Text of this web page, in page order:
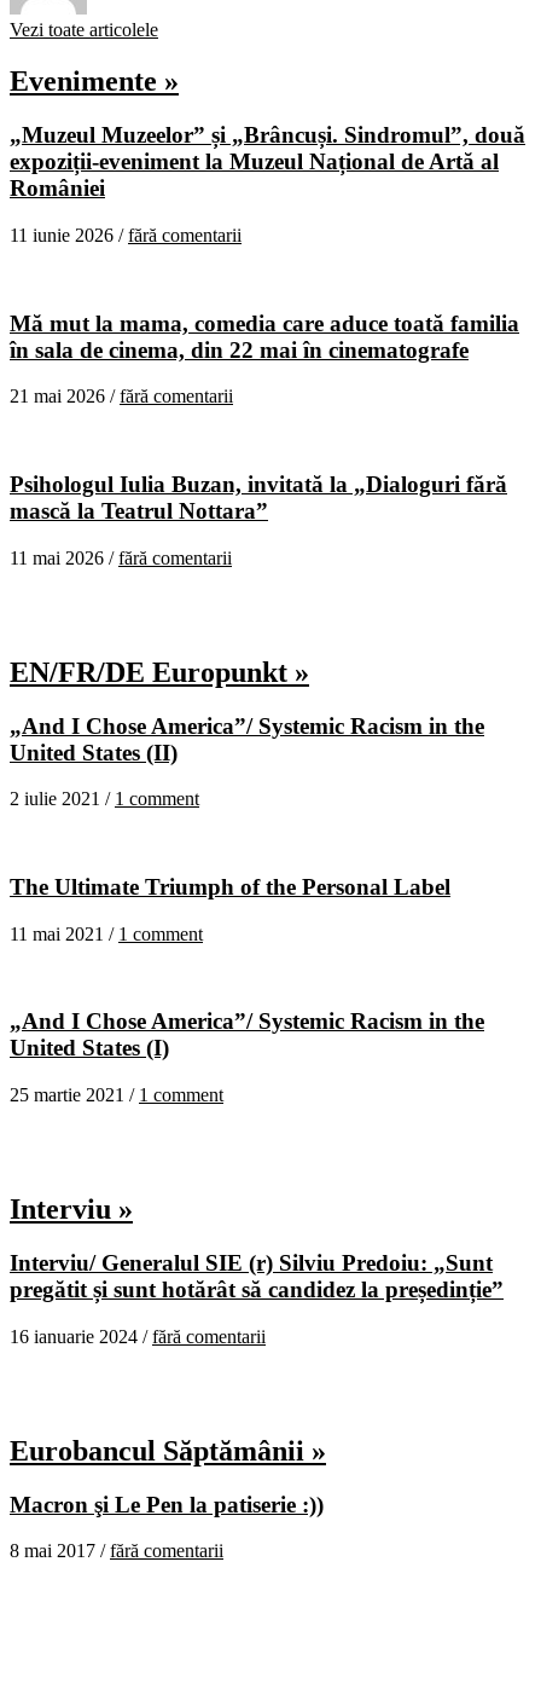
Vezi toate articolele
Evenimente »
„Muzeul Muzeelor” și „Brâncuși. Sindromul”, două
expoziții-eveniment la Muzeul Național de Artă al
României
11 iunie 2026 /fără comentarii
Mă mut la mama, comedia care aduce toată familia
în sala de cinema, din 22 mai în cinematografe
21 mai 2026 /fără comentarii
Psihologul Iulia Buzan, invitată la „Dialoguri fără
mască la Teatrul Nottara”
11 mai 2026 /fără comentarii
EN/FR/DE Europunkt »
„And I Chose America”/ Systemic Racism in the
United States (II)
2 iulie 2021 / 1 comment
The Ultimate Triumph of the Personal Label
11 mai 2021 / 1 comment
„And I Chose America”/ Systemic Racism in the
United States (I)
25 martie 2021 / 1 comment
Interviu »
Interviu/ Generalul SIE (r) Silviu Predoiu: „Sunt
pregătit și sunt hotărât să candidez la președinție”
16 ianuarie 2024 /fără comentarii
Eurobancul Săptămânii »
Macron şi Le Pen la patiserie :))
8 mai 2017 /fără comentarii